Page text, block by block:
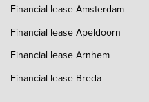
Financial lease Amsterdam
Financial lease Apeldoorn
Financial lease Arnhem
Financial lease Breda